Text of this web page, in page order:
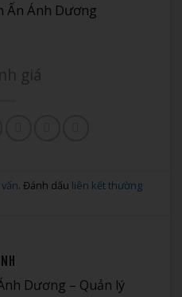
Ấn Ánh Dương
giá
. Đánh dấu liên kết thường
Dương – Quản lý